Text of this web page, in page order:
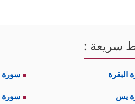
سريعة :
البقرة
يس سورة